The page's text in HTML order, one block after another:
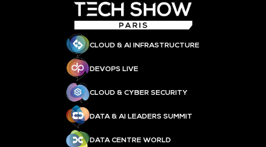
CLOUD & AI INFRASTRUCTURE
DEVOPS LIVE
CLOUD & CYBER SECURITY
DATA & AI LEADERS SUMMIT
DATA CENTRE WORLD